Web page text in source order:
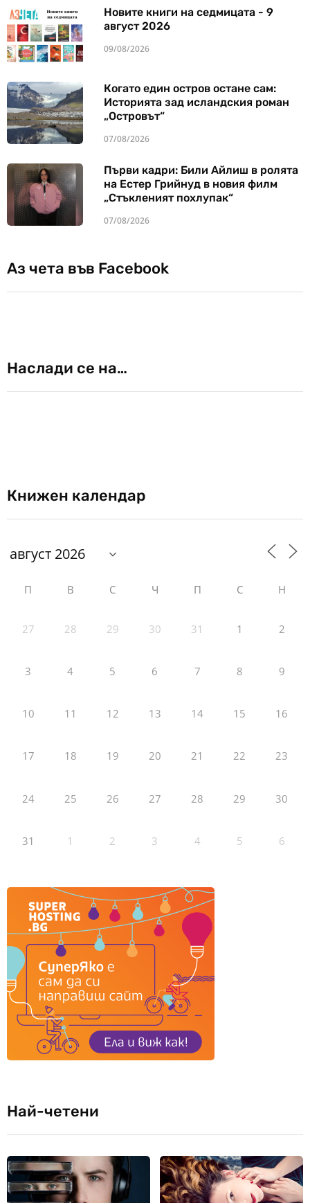
Новите книги на седмицата - 9
август 2026
09/08/2026
Когато един остров остане сам:
Историята зад исландския роман
„Островът“
07/08/2026
Първи кадри: Били Айлиш в ролята
на Естер Грийнуд в новия филм
„Стъкленият похлупак“
07/08/2026
Аз чета във Facebook
Наслади се на…
Книжен календар
П В С Ч П С Н
27 28 29 30 31 1 2
3 4 5 6 7 8 9
10 11 12 13 14 15 16
17 18 19 20 21 22 23
24 25 26 27 28 29 30
31 1 2 3 4 5 6
Най-четени